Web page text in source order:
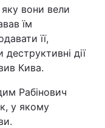
вони вели
їм
її,
дії
Кива.
Рабінович
у якому